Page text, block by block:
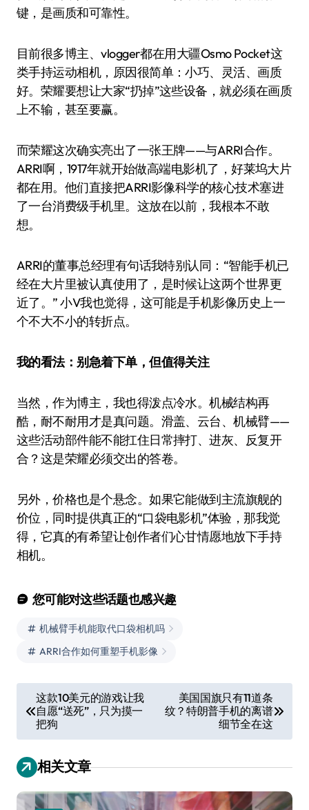
键，是画质和可靠性。
目前很多博主、vlogger都在用大疆Osmo Pocket这
类手持运动相机，原因很简单：小巧、灵活、画质
好。荣耀要想让大家“扔掉”这些设备，就必须在画质
上不输，甚至要赢。
而荣耀这次确实亮出了一张王牌——与ARRI合作。
ARRI啊，1917年就开始做高端电影机了，好莱坞大片
都在用。他们直接把ARRI影像科学的核心技术塞进
了一台消费级手机里。这放在以前，我根本不敢
想。
ARRI的董事总经理有句话我特别认同：“智能手机已
经在大片里被认真使用了，是时候让这两个世界更
近了。” 小V我也觉得，这可能是手机影像历史上一
个不大不小的转折点。
我的看法：别急着下单，但值得关注
当然，作为博主，我也得泼点冷水。机械结构再
酷，耐不耐用才是真问题。滑盖、云台、机械臂——
这些活动部件能不能扛住日常摔打、进灰、反复开
合？这是荣耀必须交出的答卷。
另外，价格也是个悬念。如果它能做到主流旗舰的
价位，同时提供真正的“口袋电影机”体验，那我觉
得，它真的有希望让创作者们心甘情愿地放下手持
相机。
您可能对这些话题也感兴趣
机械臂手机能取代口袋相机吗
ARRI合作如何重塑手机影像
章
导
航
这款10美元的游戏让我
自愿“送死”，只为摸一
把狗
美国国旗只有11道条
纹？特朗普手机的离谱
细节全在这
相关文章